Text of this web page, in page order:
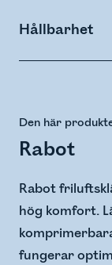
Hållbarhet
Den här
Rabot
Rabot
hög komfort.
fungerar